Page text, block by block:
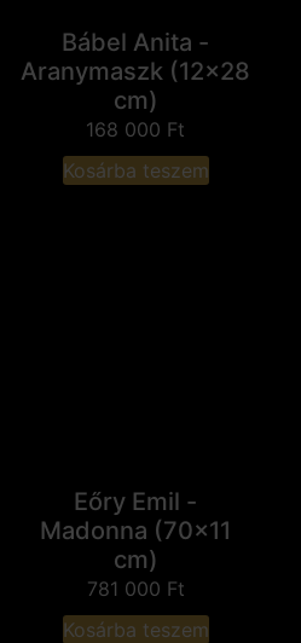
Bábel Anita -
Aranymaszk (12x28
cm)
168 000 Ft
Kosárba teszem
Eőry Emil -
Madonna (70x11
cm)
781 000 Ft
Kosárba teszem